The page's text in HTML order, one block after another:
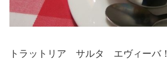
トラットリア サルタ エヴィーバ！